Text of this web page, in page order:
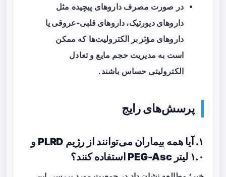
در صورت مصرف داروهای پیچیده مثل
داروهای دیورتیک، داروهای قلبی-عروقی یا
داروهای مؤثر بر الکترولیت‌ها که ممکن
است به مدیریت حجم مایع و تعادل
الکترولیتی حساس باشند.
پرسش‌های رایج
۱. آیا همه بیماران می‌توانند از رژیم PLRD و
۱.۰ لیتر PEG-Asc استفاده کنند؟